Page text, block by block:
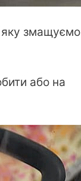
яку змащуємо
або на